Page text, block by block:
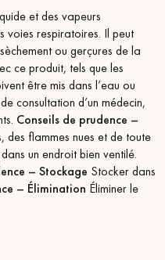
et des vapeurs
voies respiratoires. Il peut
ou gerçures de la
ce produit, tels que les
être mis dans l’eau ou
consultation d’un médecin,
Conseils de prudence –
des flammes nues et de toute
un endroit bien ventilé.
– Stockage Stocker dans
– Élimination Éliminer le